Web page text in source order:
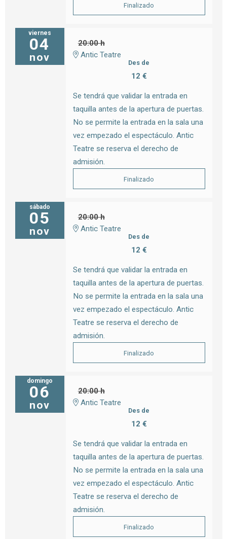
Finalizado
viernes
04
nov
20:00 h
Antic Teatre
Des de
12 €
Se tendrá que validar la entrada en
taquilla antes de la apertura de puertas.
No se permite la entrada en la sala una
vez empezado el espectáculo. Antic
Teatre se reserva el derecho de
admisión.
Finalizado
sábado
05
nov
20:00 h
Antic Teatre
Des de
12 €
Se tendrá que validar la entrada en
taquilla antes de la apertura de puertas.
No se permite la entrada en la sala una
vez empezado el espectáculo. Antic
Teatre se reserva el derecho de
admisión.
Finalizado
domingo
06
nov
20:00 h
Antic Teatre
Des de
12 €
Se tendrá que validar la entrada en
taquilla antes de la apertura de puertas.
No se permite la entrada en la sala una
vez empezado el espectáculo. Antic
Teatre se reserva el derecho de
admisión.
Finalizado